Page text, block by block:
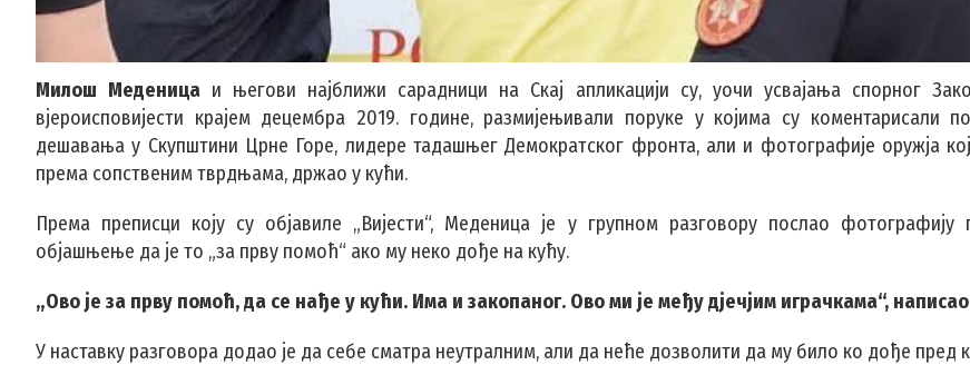
Милош Меденица и његови најближи сарадници на Скај апликацији су, уочи усвајања спорног
вјероисповијести крајем децембра 2019. године, размијењивали поруке у којима су коментарисали
дешавања у Скупштини Црне Горе, лидере тадашњег Демократског фронта, али и фотографије оружја
према сопственим тврдњама, држао у кући.
Према преписци коју су објавиле „Вијести“, Меденица је у групном разговору послао фотографију
објашњење да је то „за прву помоћ“ ако му неко дође на кућу.
„Ово је за прву помоћ, да се нађе у кући. Има и закопаног. Ово ми је међу дјечјим играчкама“,
У наставку разговора додао је да себе сматра неутралним, али да неће дозволити да му било ко дође пред